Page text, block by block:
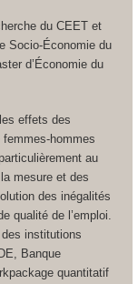
du CEET et
Socio-Économie du
d’Économie du
effets des
femmes-hommes
au
mesure et des
des inégalités
qualité de l’emploi.
institutions
Banque
quantitatif